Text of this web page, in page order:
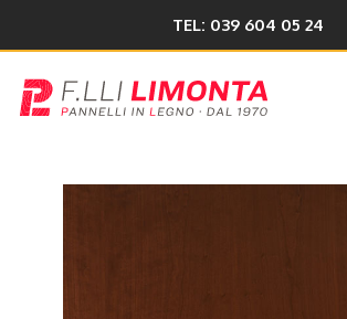
TEL: 039 604 05 24